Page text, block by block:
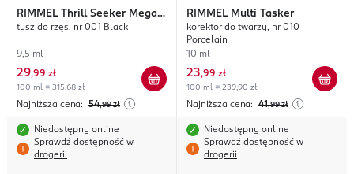
RIMMEL Thrill Seeker Mega
Lift
tusz do rzęs, nr 001 Black
9,5 ml
29,99 zł
100 ml = 315,68 zł
Najniższa cena: 54,99 zł
Niedostępny online
Sprawdź dostępność w
drogerii
RIMMEL Multi Tasker
korektor do twarzy, nr 010
Porcelain
10 ml
23,99 zł
100 ml = 239,90 zł
Najniższa cena: 41,99 zł
Niedostępny online
Sprawdź dostępność w
drogerii